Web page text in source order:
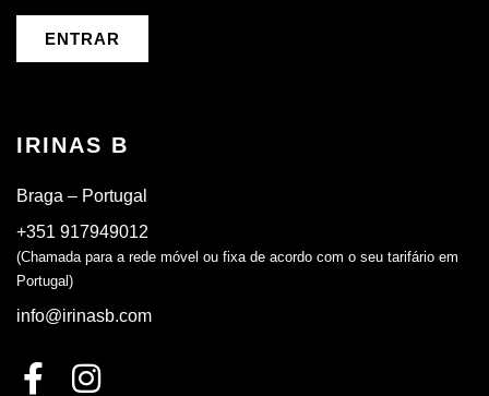
ENTRAR
IRINAS B
Braga – Portugal
+351 917949012
(Chamada para a rede móvel ou fixa de acordo com o seu tarifário em
Portugal)
info@irinasb.com